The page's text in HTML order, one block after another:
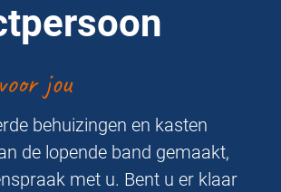
jou
behuizingen en kasten
de lopende band gemaakt,
met u. Bent u er klaar